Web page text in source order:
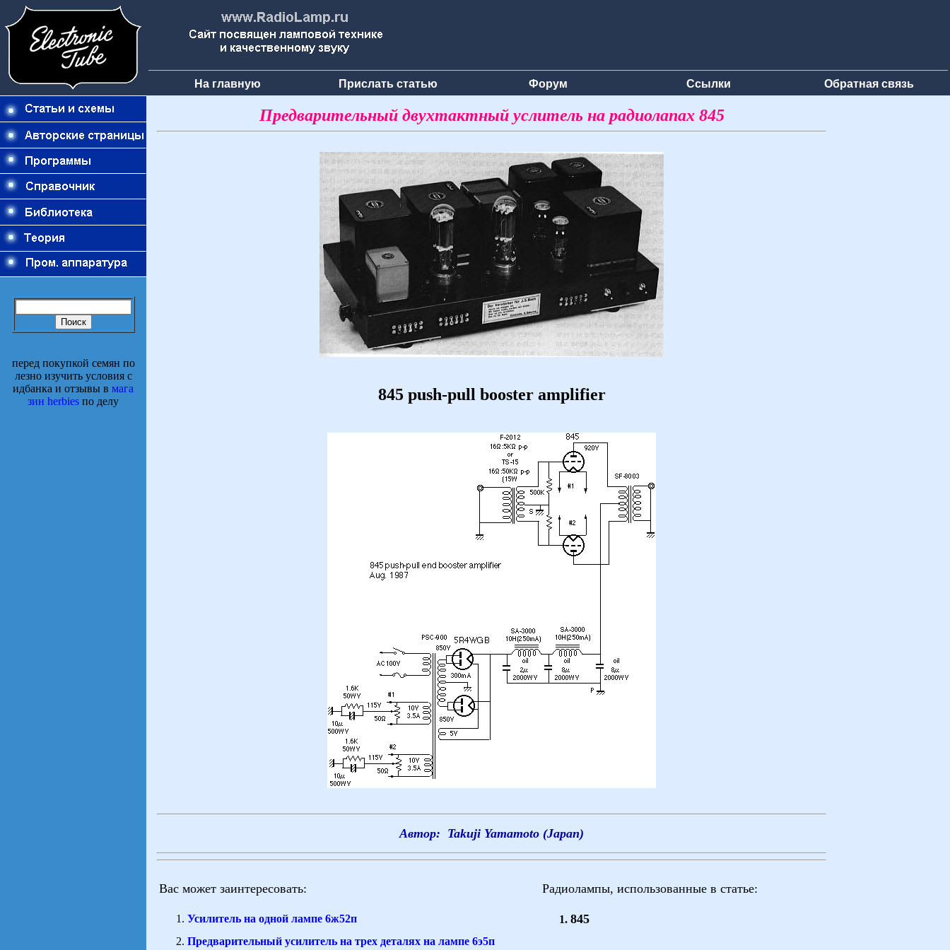
На главную Прислать статью Форум Ссылки Обратная связь
перед покупкой семян по
лезно изучить условия с
идбанка и отзывы в мага
зин herbies по делу
Предварительный двухтактный услитель на радиолапах 845
845 push-pull booster amplifier
Автор: Takuji Yamamoto (Japan)
Вас может заинтересовать:
Усилитель на одной лампе 6ж52п
Предварительный усилитель на трех деталях на лампе 6э5п
Радиолампы, использованные в статье:
845